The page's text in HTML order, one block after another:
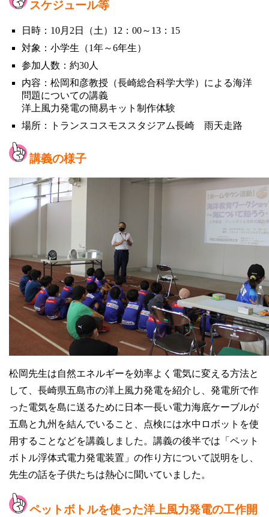
スケジュール等
日時：10月2日（土）12：00～13：15
対象：小学生（1年～6年生）
参加人数：約30人
内容：松岡和彦教授（長崎総合科学大学）による海洋
問題についての講義
洋上風力発電の簡易キット制作体験
場所：トランスコスモススタジアム長崎 雨天走路
講義の様子
松岡先生は自然エネルギーを効率よく電気に変える方法と
して、長崎県五島市の洋上風力発電を紹介し、発電所で作
った電気を島に送るために日本一長い電力海底ケーブルが
五島と九州を結んでいること、点検には水中ロボットを使
用することなどを講義しました。講義の後半では「ペット
ボトル浮体式電力発電装置」の作り方について説明をし、
先生の話を子供たちは熱心に聞いていました。
ペットボトルを使った洋上風力発電の工作開